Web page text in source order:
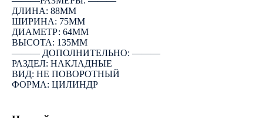
ДЛИНА: 88ММ
ШИРИНА: 75ММ
ДИАМЕТР: 64ММ
ВЫСОТА: 135ММ
――― ДОПОЛНИТЕЛЬНО: ―――
РАЗДЕЛ: НАКЛАДНЫЕ
ВИД: НЕ ПОВОРОТНЫЙ
ФОРМА: ЦИЛИНДР